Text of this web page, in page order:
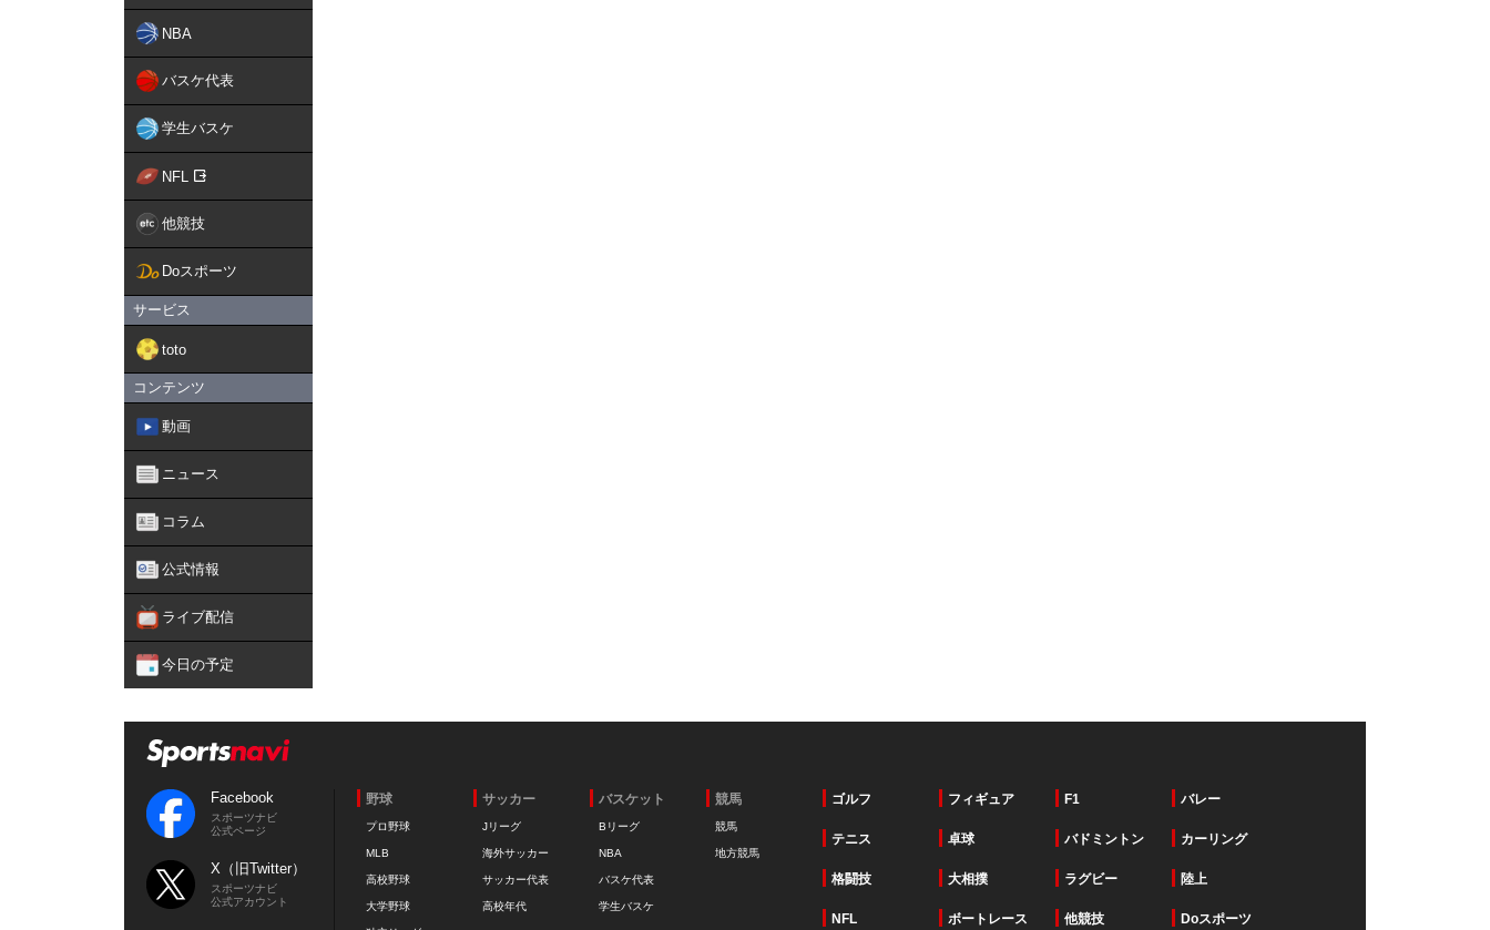
NBA
バスケ代表
学生バスケ
NFL
他競技
Doスポーツ
サービス
toto
コンテンツ
動画
ニュース
コラム
公式情報
ライブ配信
今日の予定
Facebook
スポーツナビ
公式ページ
X（旧Twitter）
スポーツナビ
公式アカウント
野球
プロ野球
MLB
高校野球
大学野球
サッカー
Jリーグ
海外サッカー
サッカー代表
高校年代
バスケット
Bリーグ
NBA
バスケ代表
学生バスケ
競馬
競馬
地方競馬
ゴルフ フィギュア F1 バレー
テニス 卓球 バドミントン カーリング
格闘技 大相撲 ラグビー 陸上
NFL ボートレース 他競技 Doスポーツ